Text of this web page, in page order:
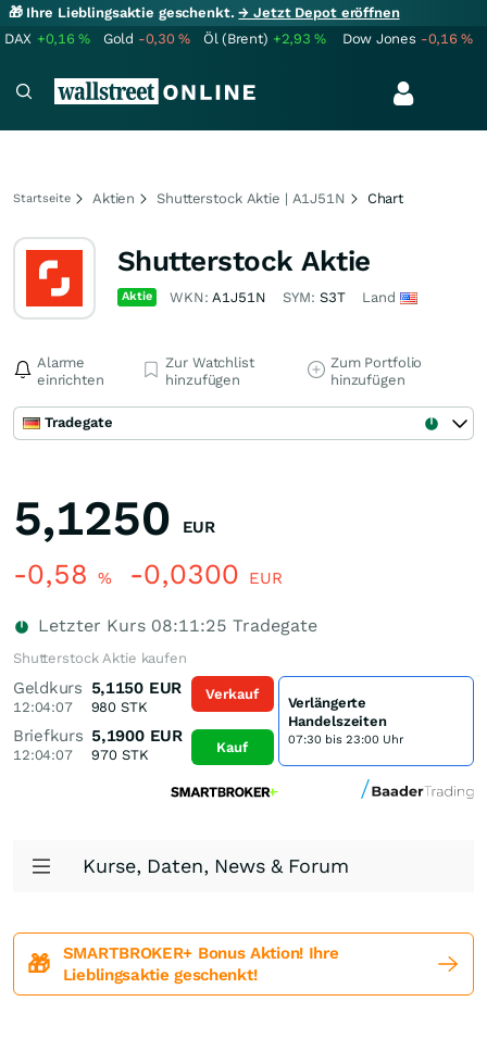
🎁 Ihre Lieblingsaktie geschenkt.→ Jetzt Depot eröffnen
DAX +0,16% Gold -0,30% Öl (Brent) +2,93% Dow Jones -0,16%
Startseite Aktien Shutterstock Aktie | A1J51N Chart
Shutterstock Aktie
Aktie WKN:A1J51N SYM: S3T Land
Alarme
einrichten
Zur Watchlist
hinzufügen
Zum Portfolio
hinzufügen
Tradegate
5,1250 EUR
-0,58 % -0,0300 EUR
Letzter Kurs 08:11:25 Tradegate
Shutterstock Aktie kaufen
Geldkurs
12:04:07
5,1150 EUR
980 STK
Briefkurs
12:04:07
5,1900 EUR
970STK
Verkauf
Kauf
Verlängerte
Handelszeiten
07:30 bis 23:00 Uhr
Kurse, Daten, News & Forum
🎁
SMARTBROKER+ Bonus Aktion! Ihre
Lieblingsaktie geschenkt!